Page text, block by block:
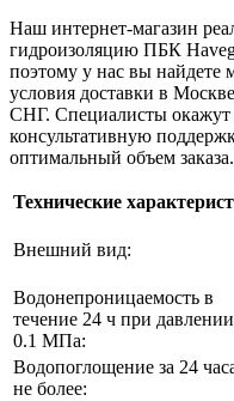
Наш интернет-магазин
гидроизоляцию ПБК Haveg
поэтому у нас вы
условия доставки в
СНГ. Специалисты
консультативную
оптимальный объем заказа.
Технические
Внешний вид:
Водонепроницаемость в
течение 24 ч при давлении
0.1 МПа:
Водопоглощение за 24
не более: